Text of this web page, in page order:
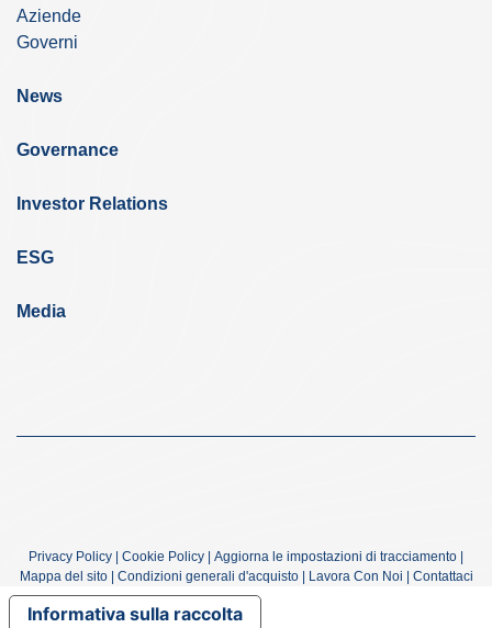
Aziende
Governi
News
Governance
Investor Relations
ESG
Media
Privacy Policy Cookie Policy Aggiorna le impostazioni di tracciamento
Mappa del sito| Condizioni generali d'acquisto| Lavora Con Noi Contattaci
Informativa sulla raccolta